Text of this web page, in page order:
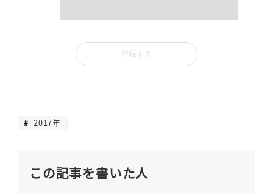
2017年
この記事を書いた人